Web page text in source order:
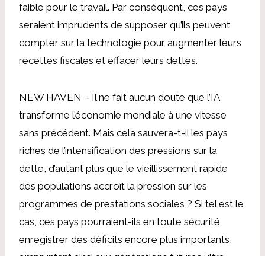
faible pour le travail. Par conséquent, ces pays
seraient imprudents de supposer qu’ils peuvent
compter sur la technologie pour augmenter leurs
recettes fiscales et effacer leurs dettes.
NEW HAVEN – Il ne fait aucun doute que l’IA
transforme l’économie mondiale à une vitesse
sans précédent. Mais cela sauvera-t-il les pays
riches de l’intensification des pressions sur la
dette, d’autant plus que le vieillissement rapide
des populations accroît la pression sur les
programmes de prestations sociales ? Si tel est le
cas, ces pays pourraient-ils en toute sécurité
enregistrer des déficits encore plus importants,